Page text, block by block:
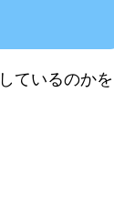
ているのかを